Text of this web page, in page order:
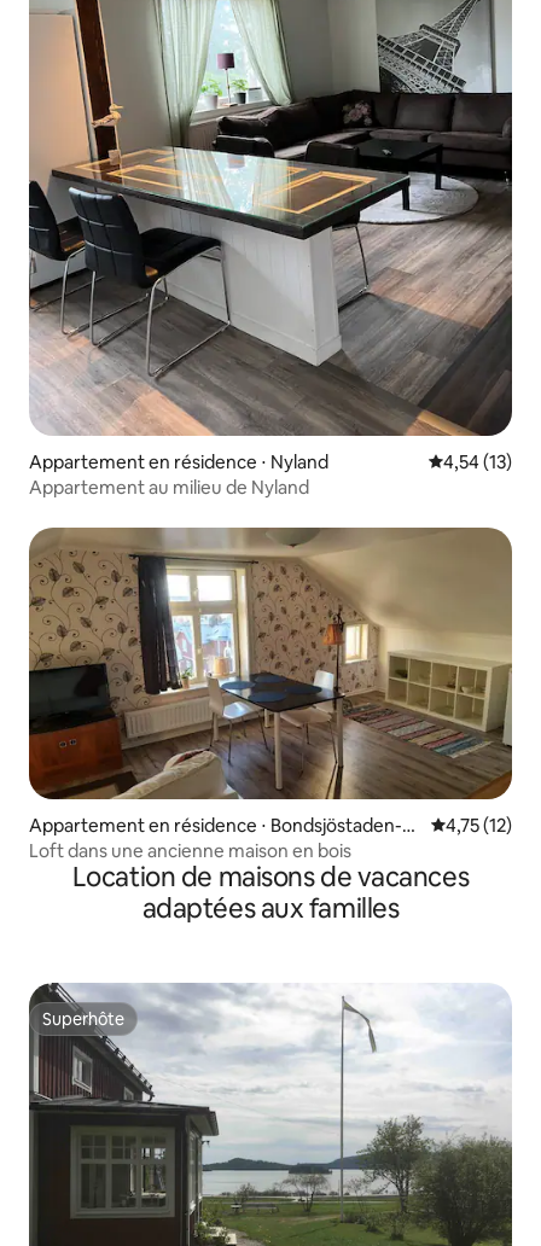
Appartement en résidence ⋅ Nyland Évaluation
4,54 (13)
Appartement au milieu de Nyland
Appartement en résidence ⋅ Bondsjöstaden-G
ådeåstaden
Évaluation
4,75 (12)
Loft dans une ancienne maison en bois
Location de maisons de vacances
adaptées aux familles
Superhôte
Superhôte